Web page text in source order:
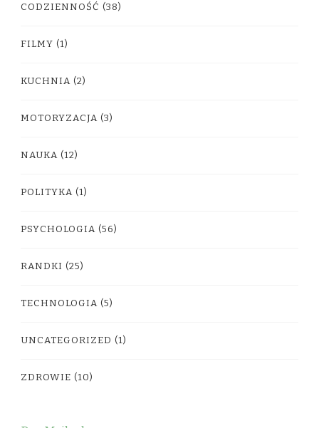
CODZIENNOŚĆ (38)
FILMY (1)
KUCHNIA (2)
MOTORYZACJA (3)
NAUKA (12)
POLITYKA (1)
PSYCHOLOGIA (56)
RANDKI (25)
TECHNOLOGIA (5)
UNCATEGORIZED (1)
ZDROWIE (10)